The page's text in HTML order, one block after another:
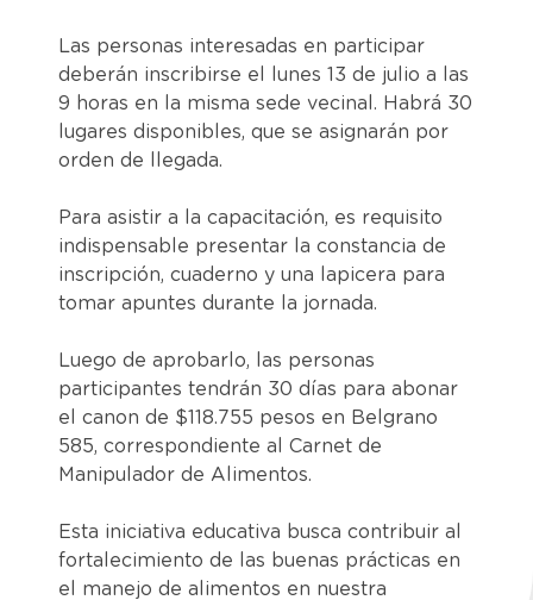
Las personas interesadas en participar
deberán inscribirse el lunes 13 de julio a las
9 horas en la misma sede vecinal. Habrá 30
lugares disponibles, que se asignarán por
orden de llegada.
Para asistir a la capacitación, es requisito
indispensable presentar la constancia de
inscripción, cuaderno y una lapicera para
tomar apuntes durante la jornada.
Luego de aprobarlo, las personas
participantes tendrán 30 días para abonar
el canon de $118.755 pesos en Belgrano
585, correspondiente al Carnet de
Manipulador de Alimentos.
Esta iniciativa educativa busca contribuir al
fortalecimiento de las buenas prácticas en
el manejo de alimentos en nuestra